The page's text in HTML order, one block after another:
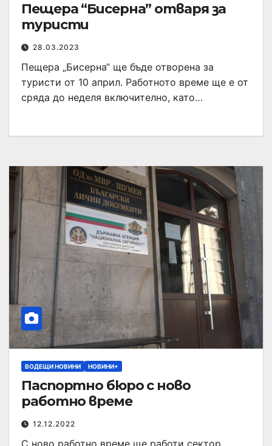
Пещера “Бисерна” отваря за
туристи
28.03.2023
Пещера „Бисерна“ ще бъде отворена за
туристи от 10 април. Работното време ще е от
сряда до неделя включително, като…
ВОДЕЩИ НОВИНИ НОВИНИ+
Паспортно бюро с ново
работно време
12.12.2022